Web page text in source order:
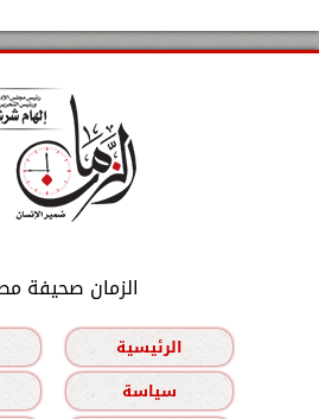
الزمان صحيفة
الرئيسية
سياسة